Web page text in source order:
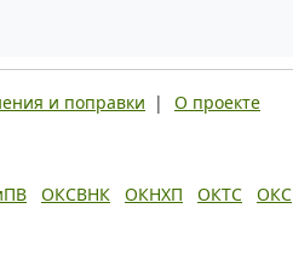
и поправки | О проекте
ОКСВНК ОКНХП ОКТС ОКС